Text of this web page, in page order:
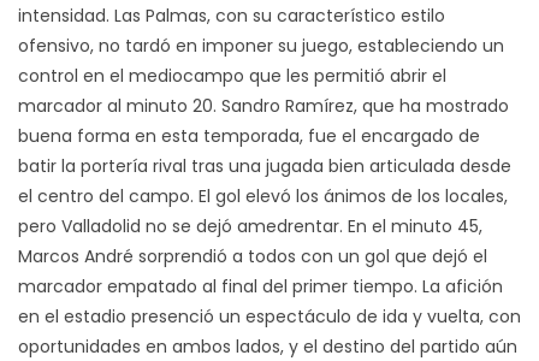
intensidad. Las Palmas, con su característico estilo
ofensivo, no tardó en imponer su juego, estableciendo un
control en el mediocampo que les permitió abrir el
marcador al minuto 20. Sandro Ramírez, que ha mostrado
buena forma en esta temporada, fue el encargado de
batir la portería rival tras una jugada bien articulada desde
el centro del campo. El gol elevó los ánimos de los locales,
pero Valladolid no se dejó amedrentar. En el minuto 45,
Marcos André sorprendió a todos con un gol que dejó el
marcador empatado al final del primer tiempo. La afición
en el estadio presenció un espectáculo de ida y vuelta, con
oportunidades en ambos lados, y el destino del partido aún